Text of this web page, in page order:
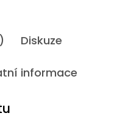
Diskuze
informace